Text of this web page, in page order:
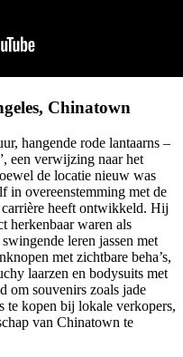
Chinatown
hangende rode lantaarns –
een verwijzing naar het
de locatie nieuw was
in overeenstemming met de
heeft ontwikkeld. Hij
herkenbaar waren als
leren jassen met
met zichtbare beha’s,
laarzen en bodysuits met
om souvenirs zoals jade
te kopen bij lokale verkopers,
van Chinatown te